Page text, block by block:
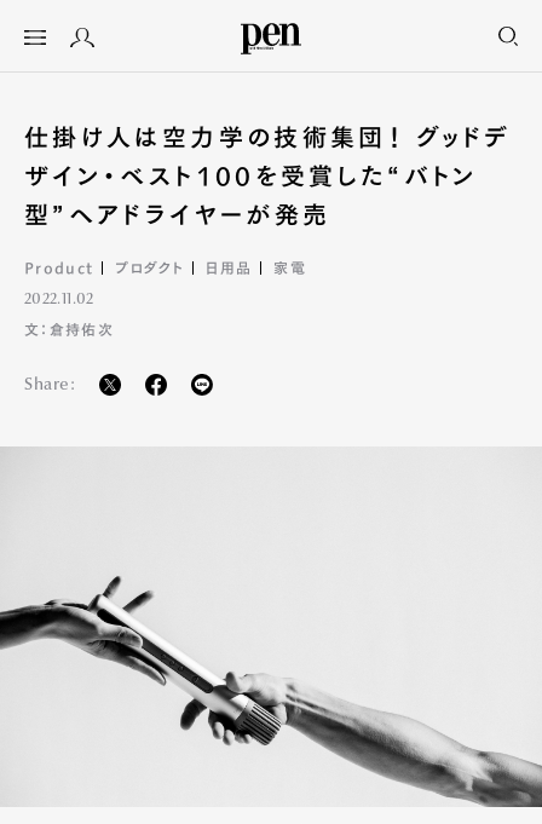
仕掛け人は空力学の技術集団！ グッドデ
ザイン・ベスト100を受賞した“バトン
型”ヘアドライヤーが発売
Product プロダクト 日用品 家電
2022.11.02
文：倉持佑次
Share: